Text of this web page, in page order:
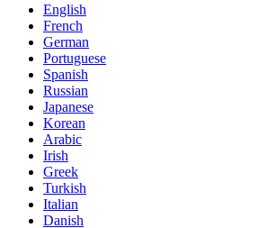
English
French
German
Portuguese
Spanish
Russian
Japanese
Korean
Arabic
Irish
Greek
Turkish
Italian
Danish